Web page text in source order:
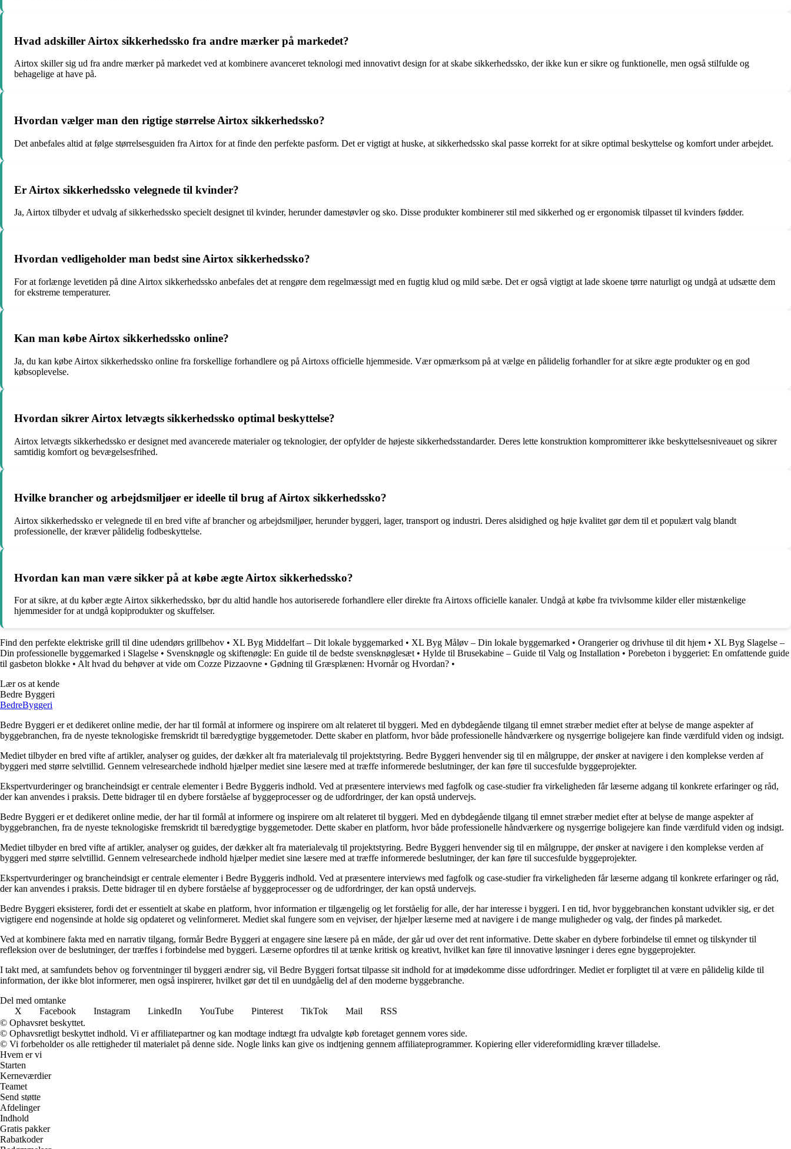
Hvad adskiller Airtox sikkerhedssko fra andre mærker på markedet?
Airtox skiller sig ud fra andre mærker på markedet ved at kombinere avanceret teknologi med innovativt design for at skabe sikkerhedssko, der ikke kun er sikre og funktionelle, men også stilfulde og
behagelige at have på.
Hvordan vælger man den rigtige størrelse Airtox sikkerhedssko?
Det anbefales altid at følge størrelsesguiden fra Airtox for at finde den perfekte pasform. Det er vigtigt at huske, at sikkerhedssko skal passe korrekt for at sikre optimal beskyttelse og komfort under arbejdet.
Er Airtox sikkerhedssko velegnede til kvinder?
Ja, Airtox tilbyder et udvalg af sikkerhedssko specielt designet til kvinder, herunder damestøvler og sko. Disse produkter kombinerer stil med sikkerhed og er ergonomisk tilpasset til kvinders fødder.
Hvordan vedligeholder man bedst sine Airtox sikkerhedssko?
For at forlænge levetiden på dine Airtox sikkerhedssko anbefales det at rengøre dem regelmæssigt med en fugtig klud og mild sæbe. Det er også vigtigt at lade skoene tørre naturligt og undgå at udsætte dem
for ekstreme temperaturer.
Kan man købe Airtox sikkerhedssko online?
Ja, du kan købe Airtox sikkerhedssko online fra forskellige forhandlere og på Airtoxs officielle hjemmeside. Vær opmærksom på at vælge en pålidelig forhandler for at sikre ægte produkter og en god
købsoplevelse.
Hvordan sikrer Airtox letvægts sikkerhedssko optimal beskyttelse?
Airtox letvægts sikkerhedssko er designet med avancerede materialer og teknologier, der opfylder de højeste sikkerhedsstandarder. Deres lette konstruktion kompromitterer ikke beskyttelsesniveauet og sikrer
samtidig komfort og bevægelsesfrihed.
Hvilke brancher og arbejdsmiljøer er ideelle til brug af Airtox sikkerhedssko?
Airtox sikkerhedssko er velegnede til en bred vifte af brancher og arbejdsmiljøer, herunder byggeri, lager, transport og industri. Deres alsidighed og høje kvalitet gør dem til et populært valg blandt
professionelle, der kræver pålidelig fodbeskyttelse.
Hvordan kan man være sikker på at købe ægte Airtox sikkerhedssko?
For at sikre, at du køber ægte Airtox sikkerhedssko, bør du altid handle hos autoriserede forhandlere eller direkte fra Airtoxs officielle kanaler. Undgå at købe fra tvivlsomme kilder eller mistænkelige
hjemmesider for at undgå kopiprodukter og skuffelser.
Find den perfekte elektriske grill til dine udendørs grillbehov • XL Byg Middelfart – Dit lokale byggemarked • XL Byg Måløv – Din lokale byggemarked • Orangerier og drivhuse til dit hjem • XL Byg Slagelse –
Din professionelle byggemarked i Slagelse • Svensknøgle og skiftenøgle: En guide til de bedste svensknøglesæt• Hylde til Brusekabine – Guide til Valg og Installation • Porebeton i byggeriet: En omfattende guide
til gasbeton blokke • Alt hvad du behøver at vide om Cozze Pizzaovne • Gødning til Græsplænen: Hvornår og Hvordan? •
Lær os at kende
Bedre Byggeri
BedreByggeri
Bedre Byggeri er et dedikeret online medie, der har til formål at informere og inspirere om alt relateret til byggeri. Med en dybdegående tilgang til emnet stræber mediet efter at belyse de mange aspekter af
byggebranchen, fra de nyeste teknologiske fremskridt til bæredygtige byggemetoder. Dette skaber en platform, hvor både professionelle håndværkere og nysgerrige boligejere kan finde værdifuld viden og indsigt.
Mediet tilbyder en bred vifte af artikler, analyser og guides, der dækker alt fra materialevalg til projektstyring. Bedre Byggeri henvender sig til en målgruppe, der ønsker at navigere i den komplekse verden af
byggeri med større selvtillid. Gennem velresearchede indhold hjælper mediet sine læsere med at træffe informerede beslutninger, der kan føre til succesfulde byggeprojekter.
Ekspertvurderinger og brancheindsigt er centrale elementer i Bedre Byggeris indhold. Ved at præsentere interviews med fagfolk og case-studier fra virkeligheden får læserne adgang til konkrete erfaringer og råd,
der kan anvendes i praksis. Dette bidrager til en dybere forståelse af byggeprocesser og de udfordringer, der kan opstå undervejs.
Bedre Byggeri er et dedikeret online medie, der har til formål at informere og inspirere om alt relateret til byggeri. Med en dybdegående tilgang til emnet stræber mediet efter at belyse de mange aspekter af
byggebranchen, fra de nyeste teknologiske fremskridt til bæredygtige byggemetoder. Dette skaber en platform, hvor både professionelle håndværkere og nysgerrige boligejere kan finde værdifuld viden og indsigt.
Mediet tilbyder en bred vifte af artikler, analyser og guides, der dækker alt fra materialevalg til projektstyring. Bedre Byggeri henvender sig til en målgruppe, der ønsker at navigere i den komplekse verden af
byggeri med større selvtillid. Gennem velresearchede indhold hjælper mediet sine læsere med at træffe informerede beslutninger, der kan føre til succesfulde byggeprojekter.
Ekspertvurderinger og brancheindsigt er centrale elementer i Bedre Byggeris indhold. Ved at præsentere interviews med fagfolk og case-studier fra virkeligheden får læserne adgang til konkrete erfaringer og råd,
der kan anvendes i praksis. Dette bidrager til en dybere forståelse af byggeprocesser og de udfordringer, der kan opstå undervejs.
Bedre Byggeri eksisterer, fordi det er essentielt at skabe en platform, hvor information er tilgængelig og let forståelig for alle, der har interesse i byggeri. I en tid, hvor byggebranchen konstant udvikler sig, er det
vigtigere end nogensinde at holde sig opdateret og velinformeret. Mediet skal fungere som en vejviser, der hjælper læserne med at navigere i de mange muligheder og valg, der findes på markedet.
Ved at kombinere fakta med en narrativ tilgang, formår Bedre Byggeri at engagere sine læsere på en måde, der går ud over det rent informative. Dette skaber en dybere forbindelse til emnet og tilskynder til
refleksion over de beslutninger, der træffes i forbindelse med byggeri. Læserne opfordres til at tænke kritisk og kreativt, hvilket kan føre til innovative løsninger i deres egne byggeprojekter.
I takt med, at samfundets behov og forventninger til byggeri ændrer sig, vil Bedre Byggeri fortsat tilpasse sit indhold for at imødekomme disse udfordringer. Mediet er forpligtet til at være en pålidelig kilde til
information, der ikke blot informerer, men også inspirerer, hvilket gør det til en uundgåelig del af den moderne byggebranche.
Del med omtanke
X
Facebook Instagram LinkedIn YouTube Pinterest TikTok Mail
RSS
© Ophavsret beskyttet.
© Ophavsretligt beskyttet indhold. Vi er affiliatepartner og kan modtage indtægt fra udvalgte køb foretaget gennem vores side.
© Vi forbeholder os alle rettigheder til materialet på denne side. Nogle links kan give os indtjening gennem affiliateprogrammer. Kopiering eller videreformidling kræver tilladelse.
Hvem er vi
Starten
Kerneværdier
Teamet
Send støtte
Afdelinger
Indhold
Gratis pakker
Rabatkoder